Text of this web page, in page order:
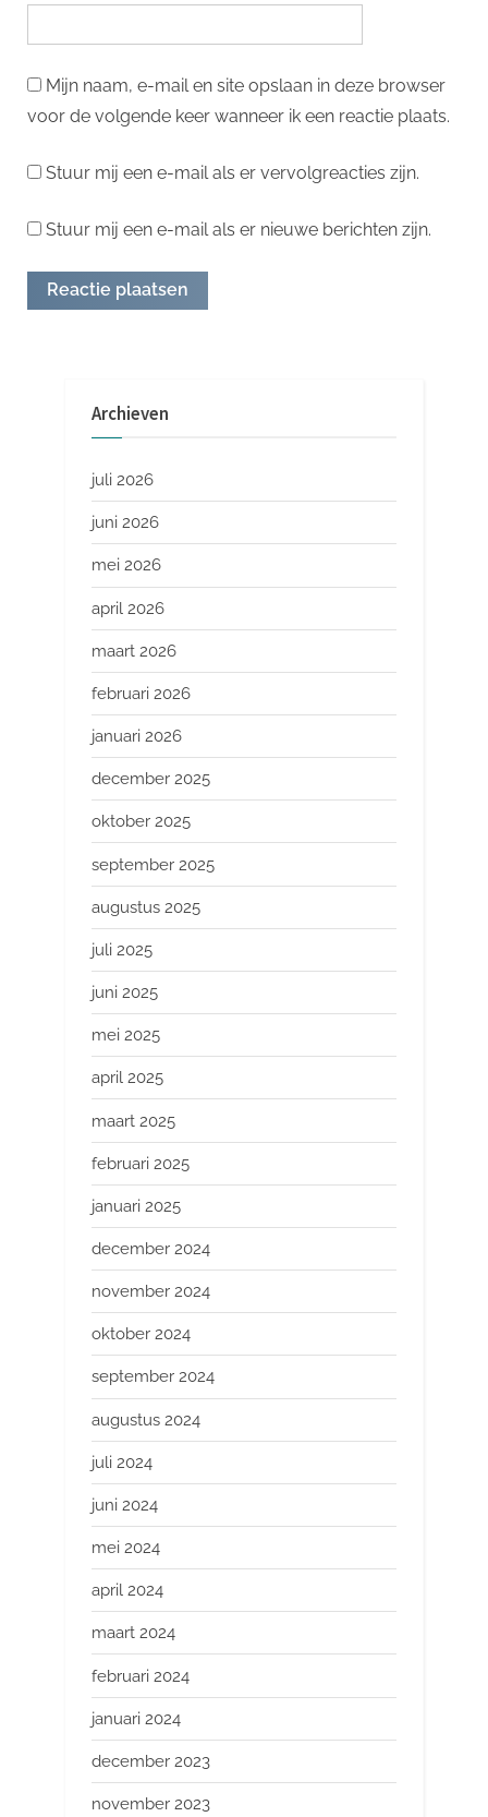
Mijn naam, e-mail en site opslaan in deze browser
voor de volgende keer wanneer ik een reactie plaats.
Stuur mij een e-mail als er vervolgreacties zijn.
Stuur mij een e-mail als er nieuwe berichten zijn.
Archieven
juli 2026
juni 2026
mei 2026
april 2026
maart 2026
februari 2026
januari 2026
december 2025
oktober 2025
september 2025
augustus 2025
juli 2025
juni 2025
mei 2025
april 2025
maart 2025
februari 2025
januari 2025
december 2024
november 2024
oktober 2024
september 2024
augustus 2024
juli 2024
juni 2024
mei 2024
april 2024
maart 2024
februari 2024
januari 2024
december 2023
november 2023